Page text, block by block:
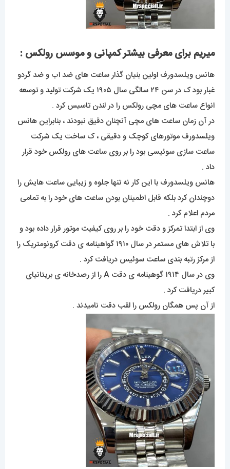
میریم برای معرفی بیشتر کمپانی و موسس رولکس :
هانس ویلسدورف اولین بنیان گذار ساعت های ضد اب و ضد گردو
غبار بود ک در سن ۲۴ سالگی سال ۱۹۰۵ یک شرکت تولید و توسعه
انواع ساعت های مچی رولکس را در لندن تاسیس کرد .
در آن زمان ساعت های مچی آنچنان دقیق نبودند ، بنابراین هانس
ویلسدورف موتورهای کوچک و دقیقی ، ک ساخت یک شرکت
ساعت سازی سوئیسی بود را بر روی ساعت های رولکس خود قرار
داد .
هانس ویلسدورف با این کار نه تنها جلوه و زیبایی ساعت هایش را
دوچندان کرد بلکه قابل اطمینان بودن ساعت های خود را به تمامی
مردم اعلام کرد .
وی از ابتدا تمرکز و دقت خود را بر روی کیفیت موتور قرار داده بود و
با تلاش های مستمر در سال ۱۹۱۰ گواهینامه ی دقت کرونومتریک را
از مرکز رتبه بندی ساعت سوئیس دریافت کرد .
وی در سال ۱۹۱۴ گوهینامه ی دقت A را از رصدخانه ی بریتانیای
کبیر دریافت کرد .
از آن پس همگان رولکس را لقب دقت نامیدند .